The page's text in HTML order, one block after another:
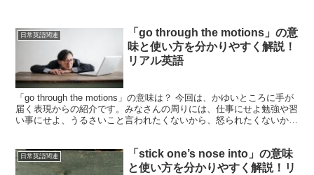
日常英語関連
「go through the motions」の意
味と使い方を分かりやすく解説！
リアル英語
「go through the motions」の意味は？ 今回は、かゆいところに手が
届く表現からの紹介です。みなさんの周りには、仕事にせよ勉強や習
い事にせよ、うるさいこと言われたくないから、怒られたくないか
日常英語関連
「stick one’s nose into」の意味
と使い方を分かりやすく解説！リ